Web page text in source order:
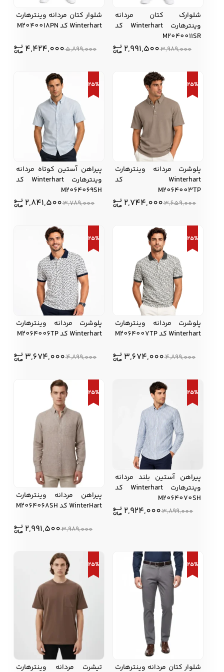
شلوارک کتان مردانه
وینترهارت Winterhart کد
M2040011SR
3,989,000
2,991,500
شلوار کتان مردانه وینترهارت
Winterhart کد M2040018PN
5,899,000
4,424,000
25%
پلوشرت مردانه وینترهارت
Winterhart کد
M2064003TP
3,659,000
2,744,000
25%
پیراهن آستین کوتاه مردانه
وینترهارت Winterhart کد
M2064069SH
3,789,000
2,841,500
25%
پلوشرت مردانه وینترهارت
Winterhart کد M2064007TP
4,899,000
3,674,000
25%
پلوشرت مردانه وینترهارت
Winterhart کد M2064006TP
4,899,000
3,674,000
25%
پیراهن آستین بلند مردانه
وینترهارت Winterhart کد
M2064070SH
3,899,000
2,924,000
25%
پیراهن مردانه وينترهارت
WinterHart کد M2064068SH
3,989,000
2,991,500
25%
شلوار کتان مردانه وينترهارت
25%
تیشرت مردانه وينترهارت